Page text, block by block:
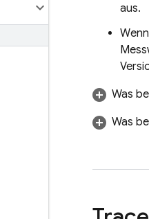
aus.
Was
Was